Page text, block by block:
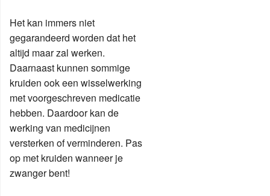
Het kan immers niet
gegarandeerd worden dat het
altijd maar zal werken.
Daarnaast kunnen sommige
kruiden ook een wisselwerking
met voorgeschreven medicatie
hebben. Daardoor kan de
werking van medicijnen
versterken of verminderen. Pas
op met kruiden wanneer je
zwanger bent!